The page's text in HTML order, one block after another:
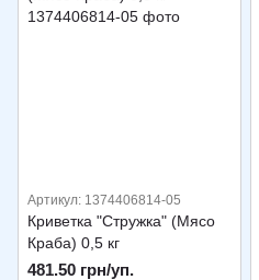
Артикул: 1374406814-05
Криветка "Стружка" (Мясо
Краба) 0,5 кг
481.50 грн/уп.